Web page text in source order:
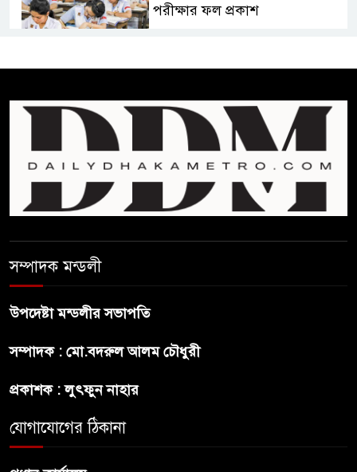
পরীক্ষার ফল প্রকাশ
প্রধানমন্ত্রী
ফিফা সভাপতির বিরুদ্ধে এবার
‘নারী সংক্রান্ত অভিযোগ
ছেলেকে নিয়ে রোনালদোর যে বড়
ট্রাম্পের ৪০ কোটি ডলারের ‘বলরুম
সম্পাদক মন্ডলী
উপদেষ্টা মন্ডলীর সভাপতি
সম্পাদক : মো.বদরুল আলম চৌধুরী
প্রকাশক : লুৎফুন নাহার
যোগাযোগের ঠিকানা